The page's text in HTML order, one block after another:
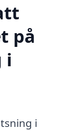
på
i
i